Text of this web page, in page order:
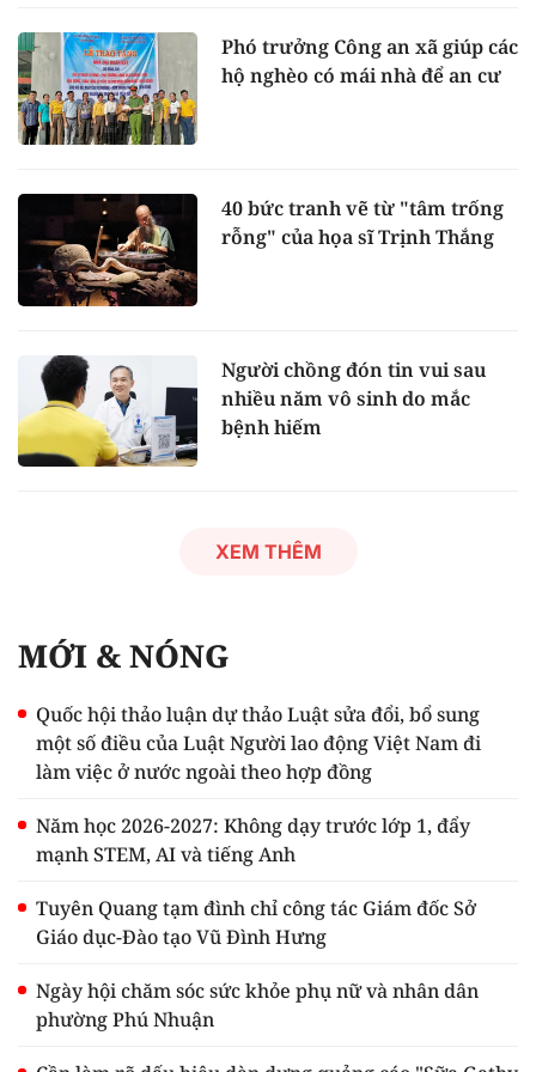
Phó trưởng Công an xã giúp các
hộ nghèo có mái nhà để an cư
40 bức tranh vẽ từ "tâm trống
rỗng" của họa sĩ Trịnh Thắng
Người chồng đón tin vui sau
nhiều năm vô sinh do mắc
bệnh hiếm
XEM THÊM
MỚI & NÓNG
Quốc hội thảo luận dự thảo Luật sửa đổi, bổ sung
một số điều của Luật Người lao động Việt Nam đi
làm việc ở nước ngoài theo hợp đồng
Năm học 2026-2027: Không dạy trước lớp 1, đẩy
mạnh STEM, AI và tiếng Anh
Tuyên Quang tạm đình chỉ công tác Giám đốc Sở
Giáo dục-Đào tạo Vũ Đình Hưng
Ngày hội chăm sóc sức khỏe phụ nữ và nhân dân
phường Phú Nhuận